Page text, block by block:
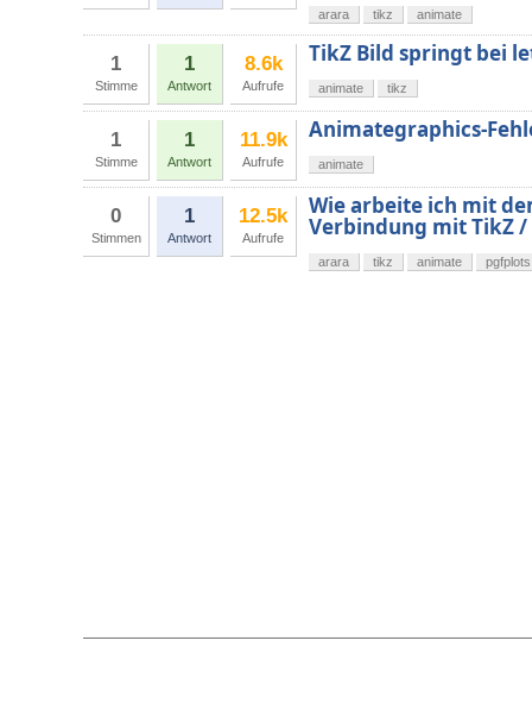
arara tikz animate
1
Stimme
1
Antwort
8.6k
Aufrufe
TikZ Bild springt bei
animate tikz
1
Stimme
1
Antwort
11.9k
Aufrufe
Animategraphics-
animate
0
Stimmen
1
Antwort
12.5k
Aufrufe
Wie arbeite ich mit
Verbindung mit TikZ
arara tikz animate pgfplots